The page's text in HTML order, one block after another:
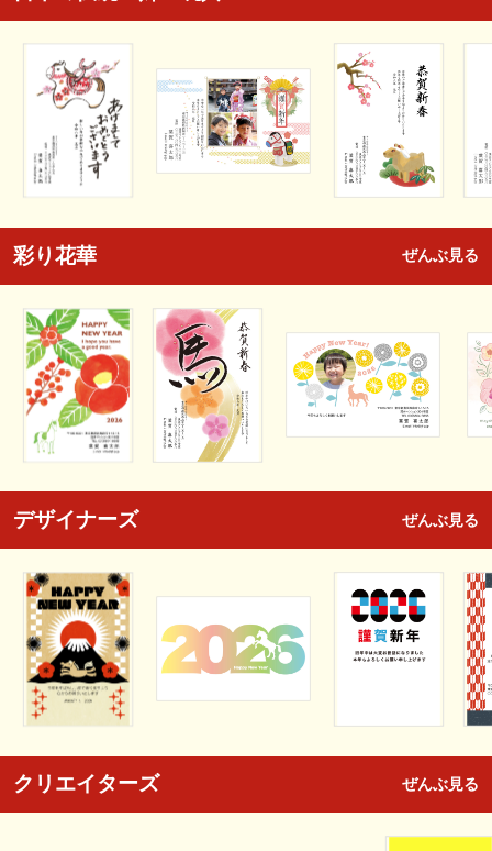
彩り花華 ぜんぶ見る
デザイナーズ ぜんぶ見る
クリエイターズ ぜんぶ見る